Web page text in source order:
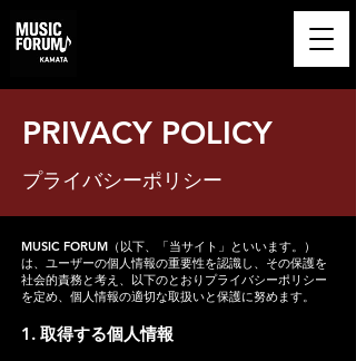
​PRIVACY POLICY
プライバシーポリシー
MUSIC FORUM（以下、「当サイト」といいます。）
は、ユーザーの個人情報の重要性を認識し、その保護を
社会的責務と考え、以下のとおりプライバシーポリシー
を定め、個人情報の適切な取扱いと保護に努めます。
1. 取得する個人情報